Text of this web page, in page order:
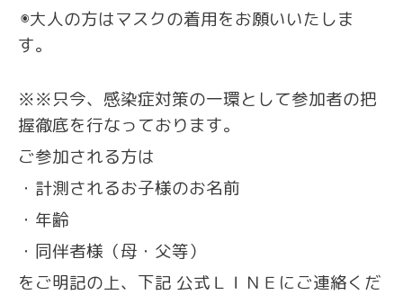
◉大人の方はマスクの着用をお願いいたしま
す。
※※只今、感染症対策の一環として参加者の把
握徹底を行なっております。
ご参加される方は
・計測されるお子様のお名前
・年齢
・同伴者様（母・父等）
をご明記の上、下記 公式ＬＩＮＥにご連絡くだ